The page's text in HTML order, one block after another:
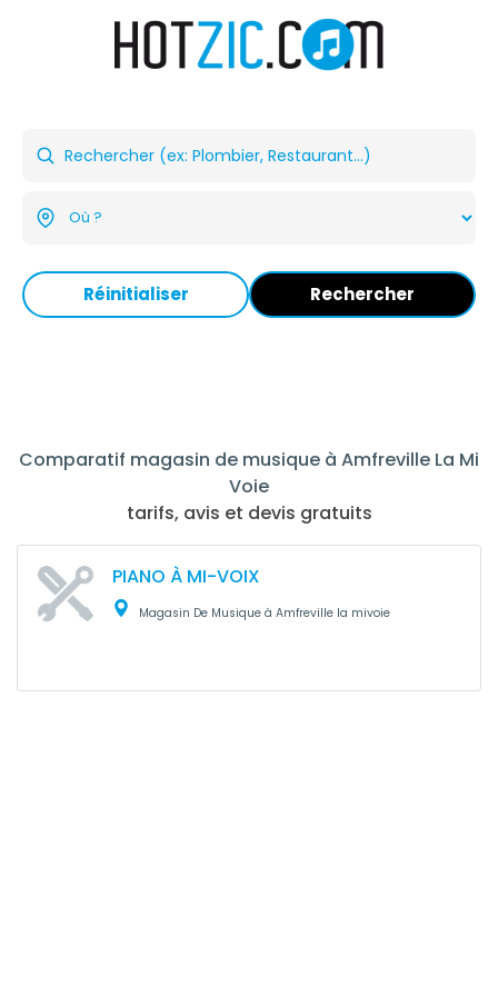
Réinitialiser Rechercher
Comparatif magasin de musique à Amfreville La Mi
Voie
tarifs, avis et devis gratuits
PIANO À MI-VOIX
Magasin De Musique à Amfreville la mivoie